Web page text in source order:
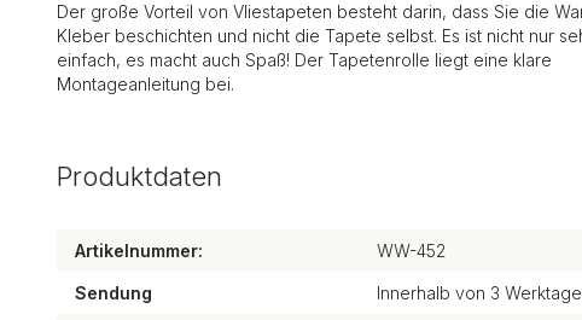
Der große Vorteil von Vliestapeten besteht darin, dass Sie die
Kleber beschichten und nicht die Tapete selbst. Es ist nicht nur
einfach, es macht auch Spaß! Der Tapetenrolle liegt eine klare
Montageanleitung bei.
Produktdaten
Artikelnummer: WW-452
Sendung Innerhalb von 3